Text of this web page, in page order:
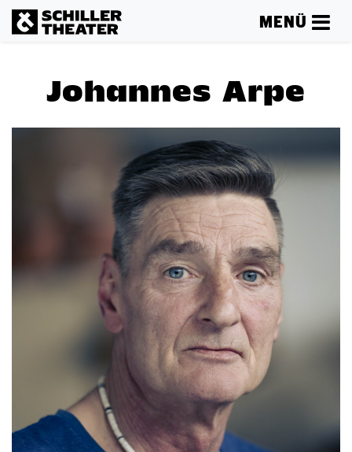
MENÜ
Johannes Arpe